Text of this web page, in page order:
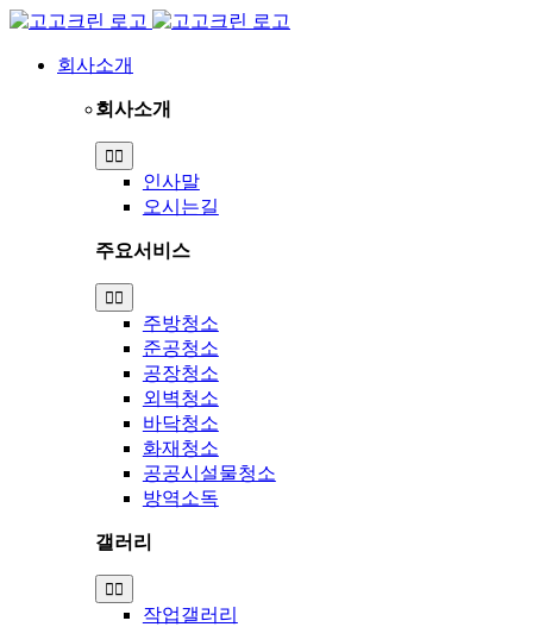
Skip
content회사소개
회사소개
Toggle
Navigation
인사말
오시는길
주요서비스
Toggle
Navigation
주방청소
준공청소
공장청소
외벽청소
바닥청소
화재청소
공공시설물청소
방역소독
갤러리
Toggle
Navigation
작업갤러리